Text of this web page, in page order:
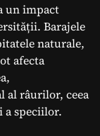
un impact
Barajele
naturale,
afecta
al râurilor, ceea
a speciilor.